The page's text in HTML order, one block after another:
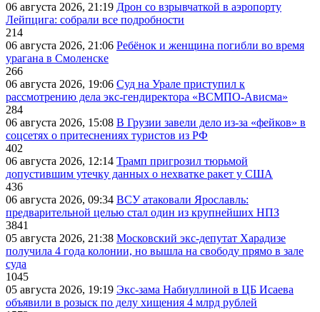
06 августа 2026, 21:19 Дрон со взрывчаткой в аэропорту
Лейпцига: собрали все подробности
214
06 августа 2026, 21:06 Ребёнок и женщина погибли во время
урагана в Смоленске
266
06 августа 2026, 19:06 Суд на Урале приступил к
рассмотрению дела экс-гендиректора «ВСМПО-Ависма»
284
06 августа 2026, 15:08 В Грузии завели дело из-за «фейков» в
соцсетях о притеснениях туристов из РФ
402
06 августа 2026, 12:14 Трамп пригрозил тюрьмой
допустившим утечку данных о нехватке ракет у США
436
06 августа 2026, 09:34 ВСУ атаковали Ярославль:
предварительной целью стал один из крупнейших НПЗ
3841
05 августа 2026, 21:38 Московский экс-депутат Харадизе
получила 4 года колонии, но вышла на свободу прямо в зале
суда
1045
05 августа 2026, 19:19 Экс-зама Набиуллиной в ЦБ Исаева
объявили в розыск по делу хищения 4 млрд рублей